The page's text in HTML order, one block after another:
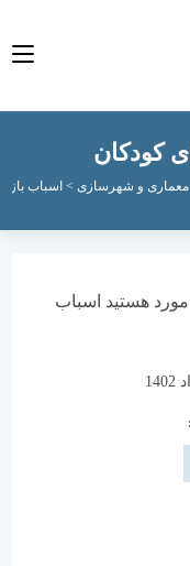
و شهرسازی>اسباب بازی؛ تولید